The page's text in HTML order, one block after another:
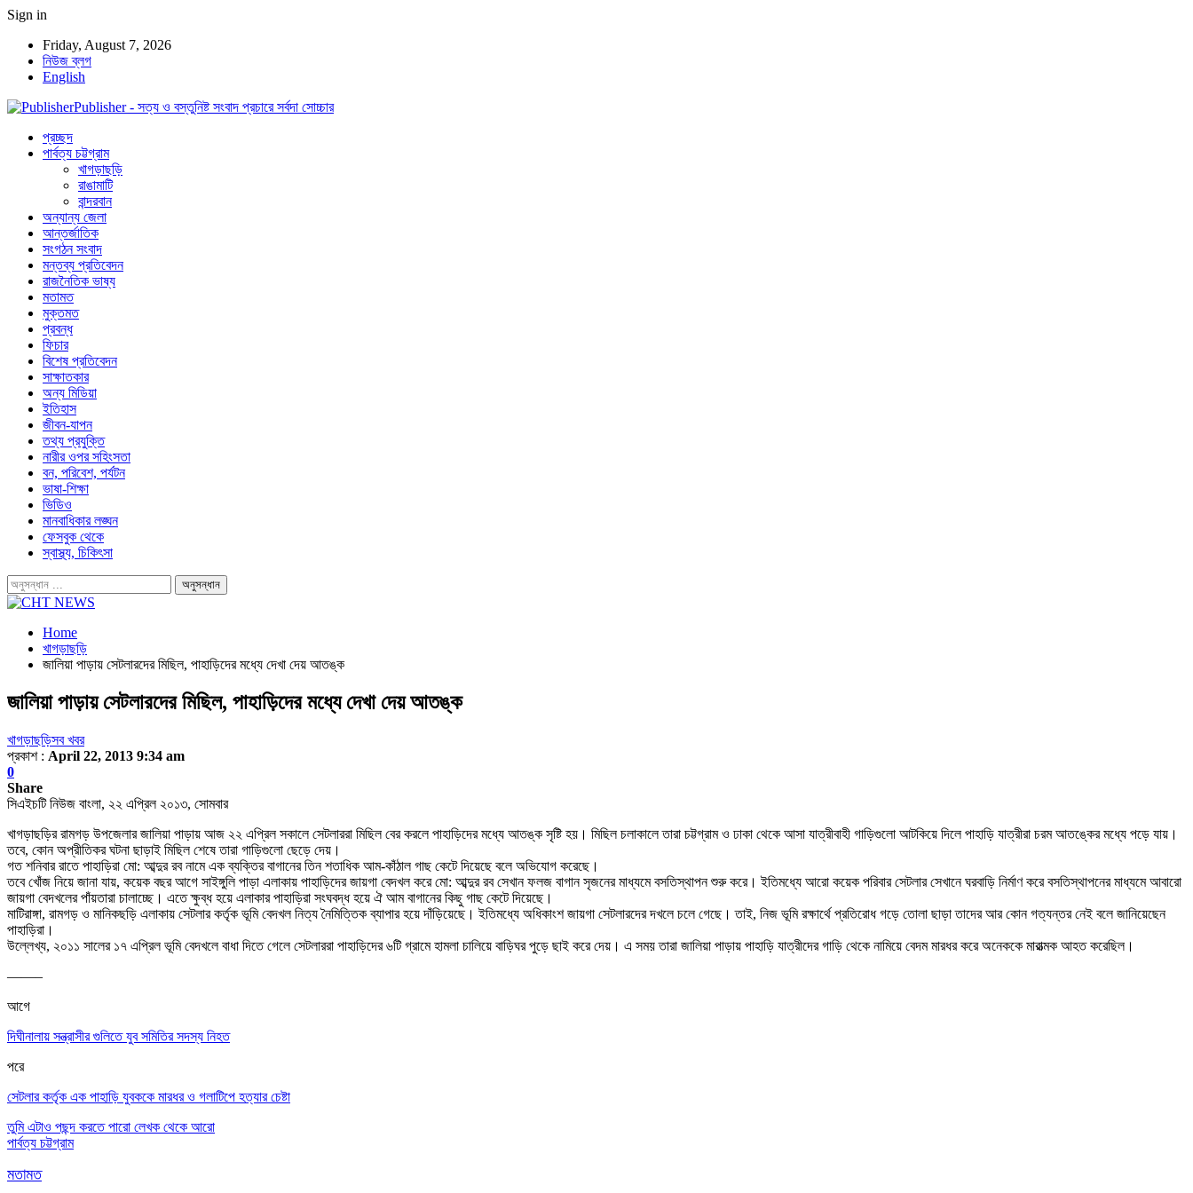
Sign in
Friday, August 7, 2026
নিউজ ব্লগ
English
Publisher - সত্য ও বস্তুনিষ্ট সংবাদ প্রচারে সর্বদা সোচ্চার
প্রচ্ছদ
পার্বত্য চট্টগ্রাম
খাগড়াছড়ি
রাঙামাটি
বান্দরবান
অন্যান্য জেলা
আন্তর্জাতিক
সংগঠন সংবাদ
মন্তব্য প্রতিবেদন
রাজনৈতিক ভাষ্য
মতামত
মুক্তমত
প্রবন্ধ
ফিচার
বিশেষ প্রতিবেদন
সাক্ষাতকার
অন্য মিডিয়া
ইতিহাস
জীবন-যাপন
তথ্য প্রযুক্তি
নারীর ওপর সহিংসতা
বন, পরিবেশ, পর্যটন
ভাষা-শিক্ষা
ভিডিও
মানবাধিকার লঙ্ঘন
ফেসবুক থেকে
স্বাস্থ্য, চিকিৎসা
Home
খাগড়াছড়ি
জালিয়া পাড়ায় সেটলারদের মিছিল, পাহাড়িদের মধ্যে দেখা দেয় আতঙ্ক
জালিয়া পাড়ায় সেটলারদের মিছিল, পাহাড়িদের মধ্যে দেখা দেয় আতঙ্ক
খাগড়াছড়িসব খবর
প্রকাশ : April 22, 2013 9:34 am
0
Share
সিএইচটি নিউজ বাংলা, ২২ এপ্রিল ২০১৩, সোমবার
খাগড়াছড়ির রামগড় উপজেলার জালিয়া পাড়ায় আজ ২২ এপ্রিল সকালে সেটলাররা মিছিল বের করলে পাহাড়িদের মধ্যে আতঙ্ক সৃষ্টি হয়। মিছিল চলাকালে তারা চট্টগ্রাম ও ঢাকা থেকে আসা যাত্রীবাহী গাড়িগুলো আটকিয়ে দিলে পাহাড়ি যাত্রীরা চরম আতঙ্কের মধ্যে পড়ে যায়।
তবে, কোন অপ্রীতিকর ঘটনা ছাড়াই মিছিল শেষে তারা গাড়িগুলো ছেড়ে দেয়।
গত শনিবার রাতে পাহাড়িরা মো: আব্দুর রব নামে এক ব্যক্তির বাগানের তিন শতাধিক আম-কাঁঠাল গাছ কেটে দিয়েছে বলে অভিযোগ করেছে।
তবে খোঁজ নিয়ে জানা যায়, কয়েক বছর আগে সাইঙ্গুলি পাড়া এলাকায় পাহাড়িদের জায়গা বেদখল করে মো: আব্দুর রব সেখান ফলজ বাগান সৃজনের মাধ্যমে বসতিস্থাপন শুরু করে। ইতিমধ্যে আরো কয়েক পরিবার সেটলার সেখানে ঘরবাড়ি নির্মাণ করে বসতিস্থাপনের মাধ্যমে আবারো
জায়গা বেদখলের পাঁয়তারা চালাচ্ছে। এতে ক্ষুব্ধ হয়ে এলাকার পাহাড়িরা সংঘবদ্ধ হয়ে ঐ আম বাগানের কিছু গাছ কেটে দিয়েছে।
মাটিরাঙ্গা, রামগড় ও মানিকছড়ি এলাকায় সেটলার কর্তৃক ভূমি বেদখল নিত্য নৈমিত্তিক ব্যাপার হয়ে দাঁড়িয়েছে। ইতিমধ্যে অধিকাংশ জায়গা সেটলারদের দখলে চলে গেছে। তাই, নিজ ভূমি রক্ষার্থে প্রতিরোধ গড়ে তোলা ছাড়া তাদের আর কোন গত্যন্তর নেই বলে জানিয়েছেন
পাহাড়িরা।
উল্লেখ্য, ২০১১ সালের ১৭ এপ্রিল ভূমি বেদখলে বাধা দিতে গেলে সেটলাররা পাহাড়িদের ৬টি গ্রামে হামলা চালিয়ে বাড়িঘর পুড়ে ছাই করে দেয়। এ সময় তারা জালিয়া পাড়ায় পাহাড়ি যাত্রীদের গাড়ি থেকে নামিয়ে বেদম মারধর করে অনেককে মারাত্মক আহত করেছিল।
——–
আগে
দিঘীনালায় সন্ত্রাসীর গুলিতে যুব সমিতির সদস্য নিহত
পরে
সেটলার কর্তৃক এক পাহাড়ি যুবককে মারধর ও গলাটিপে হত্যার চেষ্টা
তুমি এটাও পছন্দ করতে পারো লেখক থেকে আরো
পার্বত্য চট্টগ্রাম
মতামত